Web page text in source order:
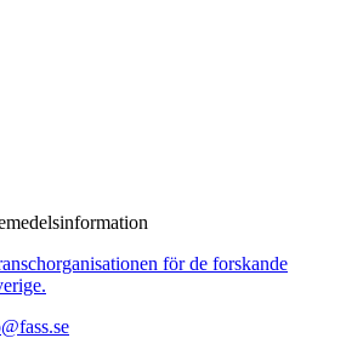
för de forskande